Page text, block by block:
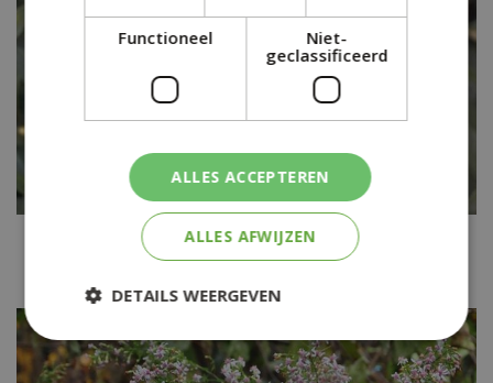
Aster
Aster x frikartii 'Wunder von St?fa'
Functioneel
Niet-
geclassificeerd
ALLES ACCEPTEREN
ALLES AFWIJZEN
DETAILS WEERGEVEN